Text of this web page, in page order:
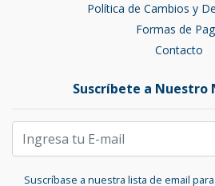
Política de Cambios y
Formas de
Contacto
Suscríbete a
Suscríbase a nuestra lista de email